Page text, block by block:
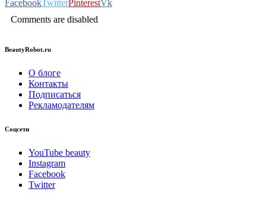
FacebookTwitterPinterestVk
Comments are disabled
BeautyRobot.ru
О блоге
Контакты
Подписаться
Рекламодателям
Соцсети
YouTube beauty
Instagram
Facebook
Twitter